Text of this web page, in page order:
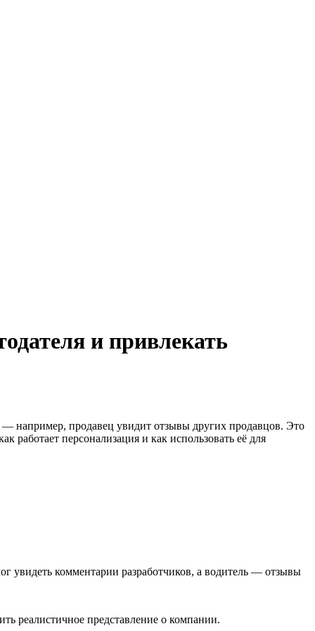
и привлекать
например, продавец увидит отзывы других продавцов. Это
работает персонализация и как использовать её для
увидеть комментарии разработчиков, а водитель — отзывы
реалистичное представление о компании.